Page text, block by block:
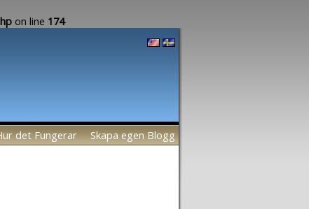
on line 174
det Fungerar Skapa egen Blogg